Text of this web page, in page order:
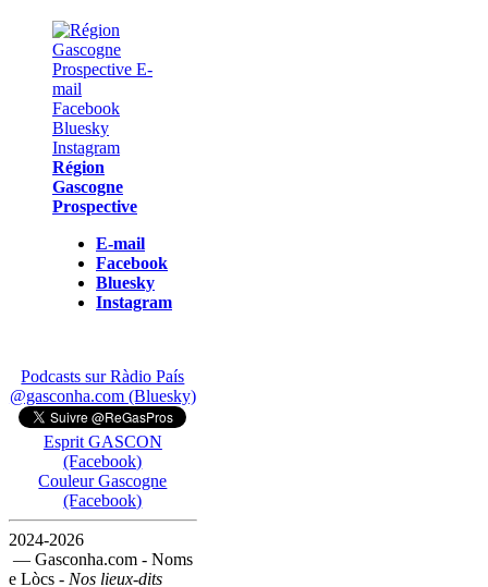
Région
Gascogne
Prospective
E-mail
Facebook
Bluesky
Instagram
Podcasts sur Ràdio País
@gasconha.com (Bluesky)
Esprit GASCON
(Facebook)
Couleur Gascogne
(Facebook)
2024-2026
— Gasconha.com - Noms
e Lòcs - Nos lieux-dits